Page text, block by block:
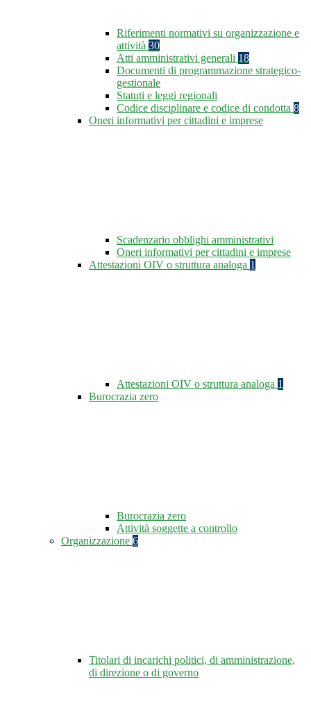
Riferimenti normativi su organizzazione e
attività 30
Atti amministrativi generali 18
Documenti di programmazione strategico-
gestionale
Statuti e leggi regionali
Codice disciplinare e codice di condotta 8
Oneri informativi per cittadini e imprese
Scadenzario obblighi amministrativi
Oneri informativi per cittadini e imprese
Attestazioni OIV o struttura analoga 1
Attestazioni OIV o struttura analoga 1
Burocrazia zero
Burocrazia zero
Attività soggette a controllo
Organizzazione 6
Titolari di incarichi politici, di amministrazione,
di direzione o di governo